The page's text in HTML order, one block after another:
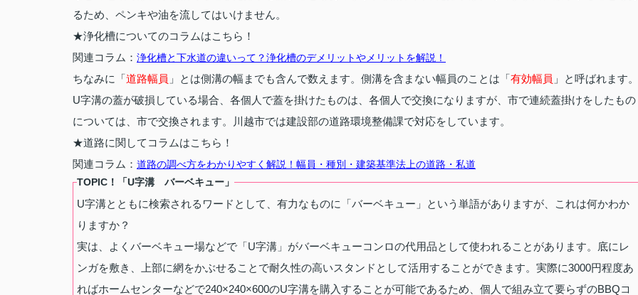
るため、ペンキや油を流してはいけません。
★浄化槽についてのコラムはこちら！
関連コラム： 浄化槽と下水道の違いって？浄化槽のデメリットやメリットを解説！
ちなみに「道路幅員 」とは側溝の幅までも含んで数えます。側溝を含まない幅員のことは「有効幅員 」と呼ばれます。
U字溝の蓋が破損している場合、各個人で蓋を掛けたものは、各個人で交換になりますが、市で連続蓋掛けをしたもの
については、市で交換されます。川越市では建設部の道路環境整備課で対応をしています。
★道路に関してコラムはこちら！
関連コラム： 道路の調べ方をわかりやすく解説！幅員・種別・建築基準法上の道路・私道
TOPIC！「U字溝 バーベキュー」
U字溝とともに検索されるワードとして、有力なものに「バーベキュー」という単語がありますが、これは何かわか
りますか？
実は、よくバーベキュー場などで「U字溝」がバーベキューコンロの代用品として使われることがあります。底にレ
ンガを敷き、上部に網をかぶせることで耐久性の高いスタンドとして活用することができます。実際に3000円程度あ
ればホームセンターなどで240×240×600のU字溝を購入することが可能であるため、個人で組み立て要らずのBBQコ